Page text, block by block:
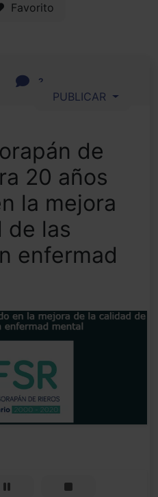
Favorito
2
PUBLICAR
de
20 años
la mejora
de las
enfermad